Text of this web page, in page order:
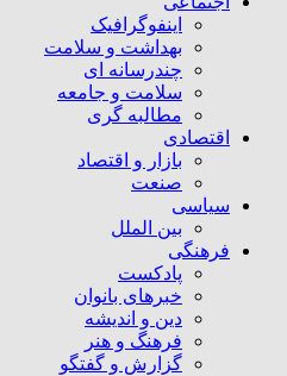
اینفوگرافیک
بهداشت و سلامت
چندرسانه ای
سلامت و جامعه
مطالبه گری
اقتصادی
بازار و اقتصاد
صنعت
سیاسی
بین الملل
فرهنگی
پادکست
خبرهای بانوان
دین و اندیشه
فرهنگ و هنر
گزارش و گفتگو